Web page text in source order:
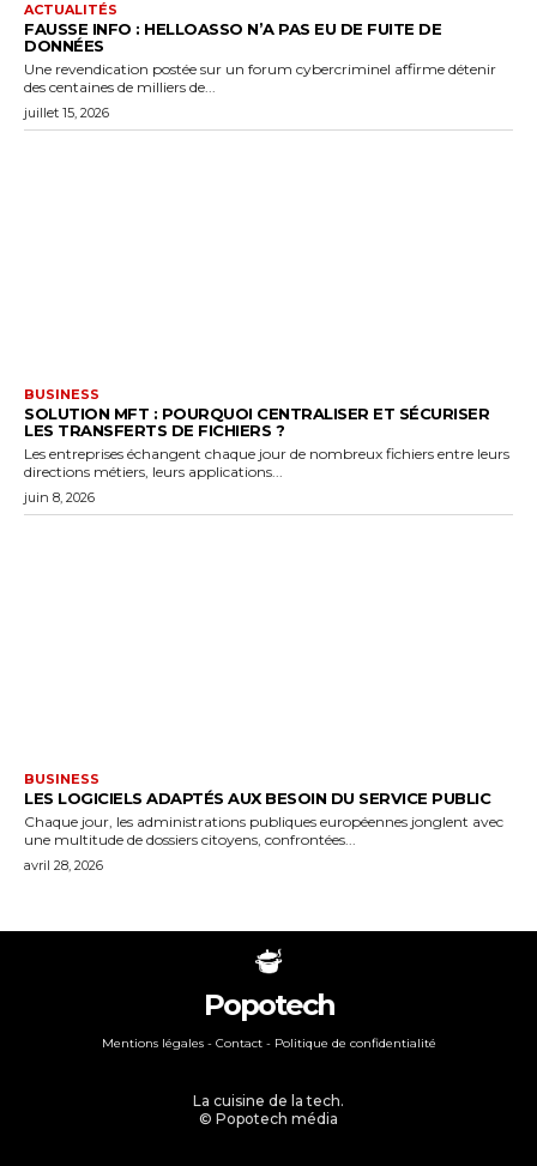
ACTUALITÉS
FAUSSE INFO : HELLOASSO N’A PAS EU DE FUITE DE
DONNÉES
Une revendication postée sur un forum cybercriminel affirme détenir
des centaines de milliers de...
juillet 15, 2026
BUSINESS
SOLUTION MFT : POURQUOI CENTRALISER ET SÉCURISER
LES TRANSFERTS DE FICHIERS ?
Les entreprises échangent chaque jour de nombreux fichiers entre leurs
directions métiers, leurs applications...
juin 8, 2026
BUSINESS
LES LOGICIELS ADAPTÉS AUX BESOIN DU SERVICE PUBLIC
Chaque jour, les administrations publiques européennes jonglent avec
une multitude de dossiers citoyens, confrontées...
avril 28, 2026
Popotech
Mentions légales- Contact- Politique de confidentialité
La cuisine de la tech.
© Popotech média